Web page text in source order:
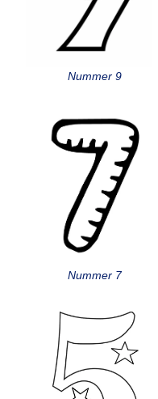
Nummer 9
Nummer 7